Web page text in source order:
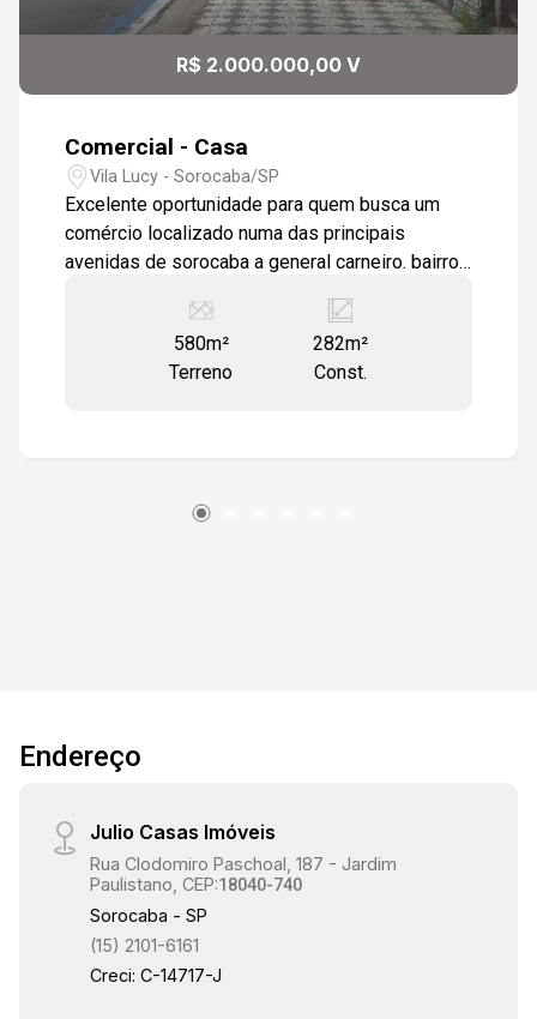
R$ 2.000.000,00 V
Comercial - Casa
Vila Lucy - Sorocaba/SP
Excelente oportunidade para quem busca um
comércio localizado numa das principais
avenidas de sorocaba a general carneiro. bairro
farmácias, padarias dentre outros. imóvel
constituído por 4 matrículas entretanto a venda
só poderá ser feita no total.
580m²
Terreno
282m²
Const.
Endereço
Julio Casas Imóveis
Rua Clodomiro Paschoal, 187 - Jardim
Paulistano, CEP:18040-740
Sorocaba - SP
(15) 2101-6161
Creci: C-14717-J